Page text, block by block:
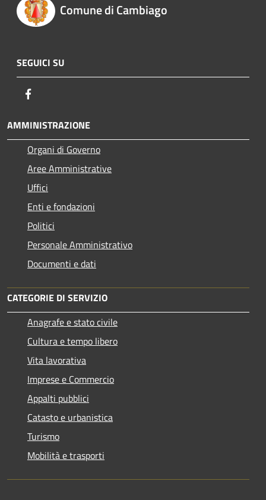
Comune di Cambiago
SEGUICI SU
AMMINISTRAZIONE
Organi di Governo
Aree Amministrative
Uffici
Enti e fondazioni
Politici
Personale Amministrativo
Documenti e dati
CATEGORIE DI SERVIZIO
Anagrafe e stato civile
Cultura e tempo libero
Vita lavorativa
Imprese e Commercio
Appalti pubblici
Catasto e urbanistica
Turismo
Mobilità e trasporti